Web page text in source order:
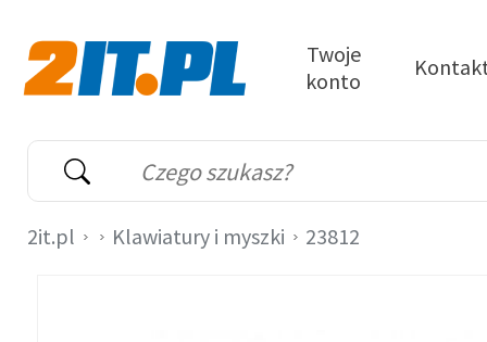
Wyszukiwarka
Słowo kluczowe
Twoje
konto
2it.pl Klawiatury i myszki 23812